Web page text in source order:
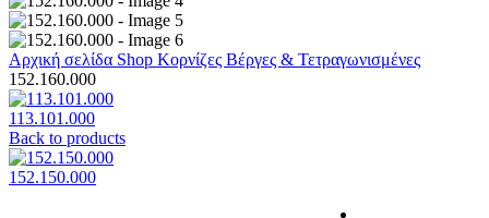
Αρχική σελίδα Shop Κορνίζες Βέργες & Τετραγωνισμένες
152.160.000
113.101.000
Back to products
152.150.000